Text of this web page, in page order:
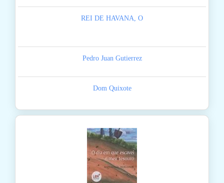
REI DE HAVANA, O
Pedro Juan Gutierrez
Dom Quixote